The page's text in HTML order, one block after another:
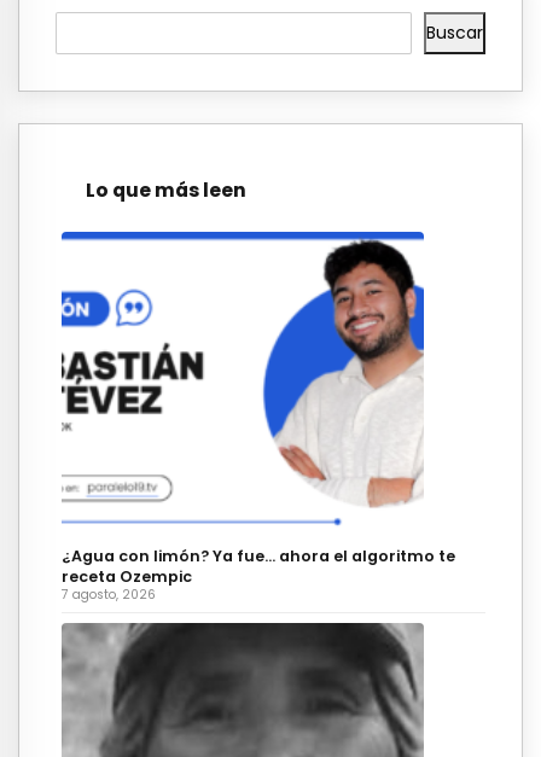
Buscar
Lo que más leen
¿Agua con limón? Ya fue… ahora el algoritmo te
receta Ozempic
7 agosto, 2026